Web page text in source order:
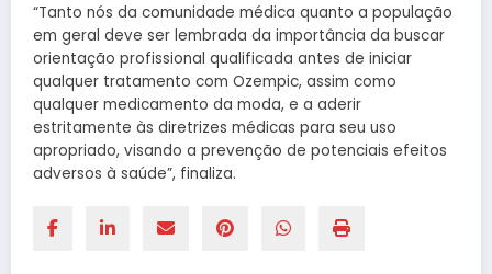
“Tanto nós da comunidade médica quanto a população
em geral deve ser lembrada da importância da buscar
orientação profissional qualificada antes de iniciar
qualquer tratamento com Ozempic, assim como
qualquer medicamento da moda, e a aderir
estritamente às diretrizes médicas para seu uso
apropriado, visando a prevenção de potenciais efeitos
adversos à saúde”, finaliza.